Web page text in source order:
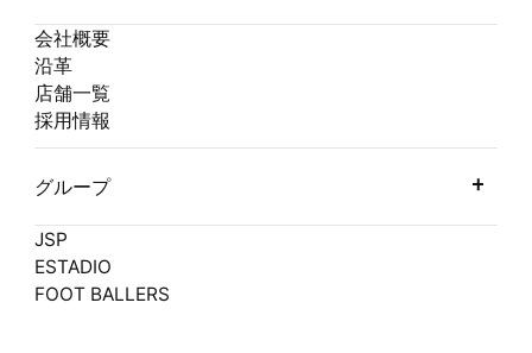
会社概要
沿革
店舗一覧
採用情報
グループ
JSP
ESTADIO
FOOT BALLERS